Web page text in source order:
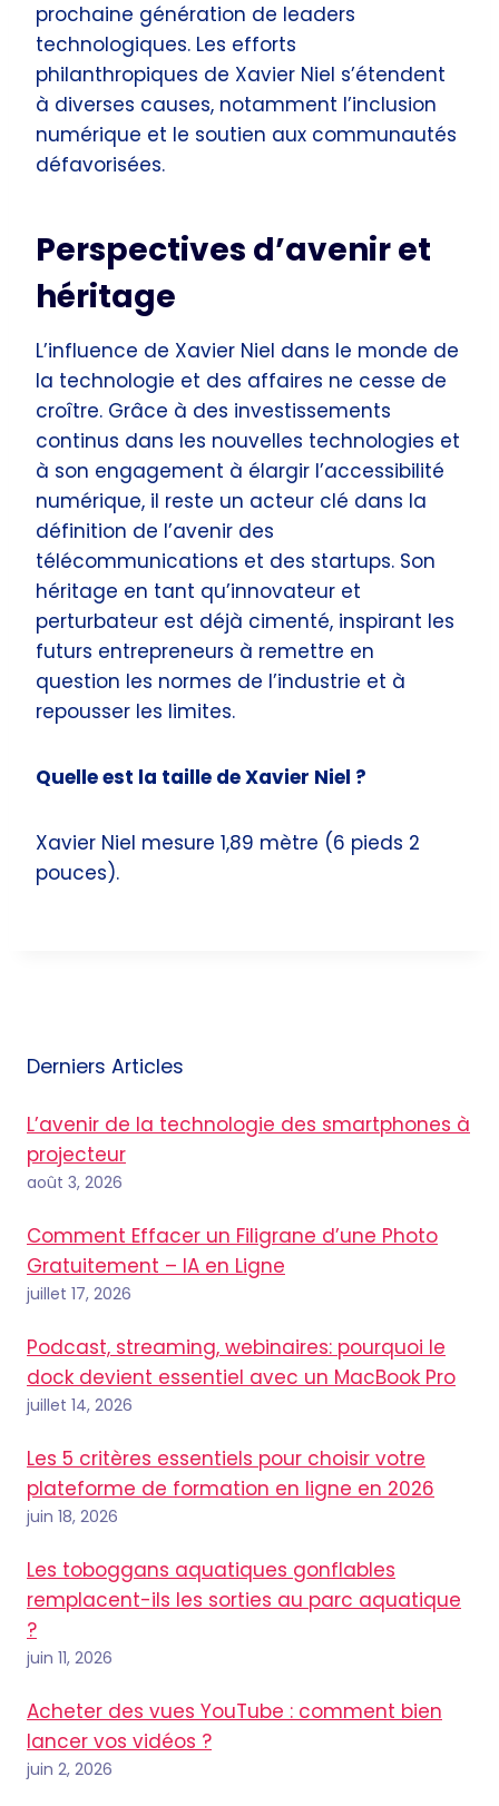
prochaine génération de leaders
technologiques. Les efforts
philanthropiques de Xavier Niel s’étendent
à diverses causes, notamment l’inclusion
numérique et le soutien aux communautés
défavorisées.
Perspectives d’avenir et
héritage
L’influence de Xavier Niel dans le monde de
la technologie et des affaires ne cesse de
croître. Grâce à des investissements
continus dans les nouvelles technologies et
à son engagement à élargir l’accessibilité
numérique, il reste un acteur clé dans la
définition de l’avenir des
télécommunications et des startups. Son
héritage en tant qu’innovateur et
perturbateur est déjà cimenté, inspirant les
futurs entrepreneurs à remettre en
question les normes de l’industrie et à
repousser les limites.
Quelle est la taille de Xavier Niel ?
Xavier Niel mesure 1,89 mètre (6 pieds 2
pouces).
Derniers Articles
L’avenir de la technologie des smartphones à
projecteur
août 3, 2026
Comment Effacer un Filigrane d’une Photo
Gratuitement – IA en Ligne
juillet 17, 2026
Podcast, streaming, webinaires: pourquoi le
dock devient essentiel avec un MacBook Pro
juillet 14, 2026
Les 5 critères essentiels pour choisir votre
plateforme de formation en ligne en 2026
juin 18, 2026
Les toboggans aquatiques gonflables
remplacent-ils les sorties au parc aquatique
?
juin 11, 2026
Acheter des vues YouTube : comment bien
lancer vos vidéos ?
juin 2, 2026